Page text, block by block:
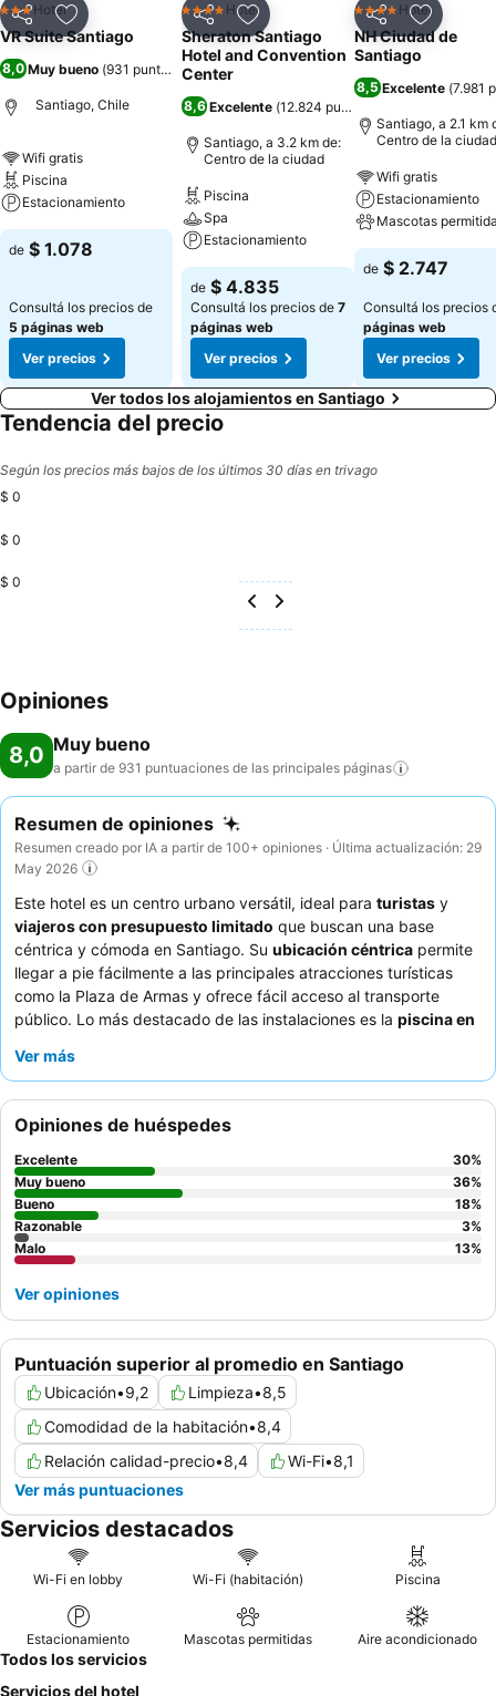
CompartirAñadir a favoritos
3 Estrellas
Hotel
VR Suite Santiago
8,0 Muy bueno (931 puntuaciones)
Santiago, Chile
Wifi gratis
Piscina
Estacionamiento
de $ 1.078
Consultá los precios de
5 páginas web
Ver precios
CompartirAñadir a favoritos
4 EstrellasHotel
Sheraton Santiago
Hotel and Convention
Center
8,6 Excelente (12.824 puntuaciones
Santiago, a 3.2 km de:
Centro de la ciudad
Piscina
Spa
Estacionamiento
de $ 4.835
Consultá los precios de 7
páginas web
Ver precios
CompartirAñadir
4 EstrellasHotel
NH Ciudad de
Santiago
8,5 Excelente (7.981
Santiago, a 2.1 km
Centro de la ciudad
Wifi gratis
Estacionamiento
Mascotas
de $ 2.747
Consultá los precios
páginas web
Ver precios
Ver todos los alojamientos en Santiago
Tendencia del precio
Según los precios más bajos de los últimos 30 días en trivago
$ 0
$ 0
$ 0
Opiniones
8,0 Muy bueno
a partir de 931 puntuaciones de las principales páginas
Resumen de opiniones
Resumen creado por IA a partir de 100+ opiniones · Última actualización: 29
May 2026
Este hotel es un centro urbano versátil, ideal para turistas y
viajeros con presupuesto limitado que buscan una base
céntrica y cómoda en Santiago. Su ubicación céntrica permite
llegar a pie fácilmente a las principales atracciones turísticas
como la Plaza de Armas y ofrece fácil acceso al transporte
público. Lo más destacado de las instalaciones es la piscina en
huéspedes elogian constantemente al
experiencia positiva. Para una estancia más tranquila, considere
solicitar una habitación que no dé a la calle debido al posible
ruido de la ciudad.
Ver más
Puntuación superior al promedio en Santiago
Ubicación•9,2 Limpieza•8,5
Comodidad de la habitación•8,4
Relación calidad-precio•8,4 Wi-Fi•8,1
Ver más puntuaciones
Opiniones de huéspedes
Excelente 30%
Muy bueno
36%
Bueno
18%
Razonable
3%
Malo
13%
Ver opiniones
Servicios destacados
Wi-Fi en lobby Wi-Fi (habitación) Piscina
Estacionamiento Mascotas permitidas Aire acondicionado
Todos los servicios
Servicios del hotel